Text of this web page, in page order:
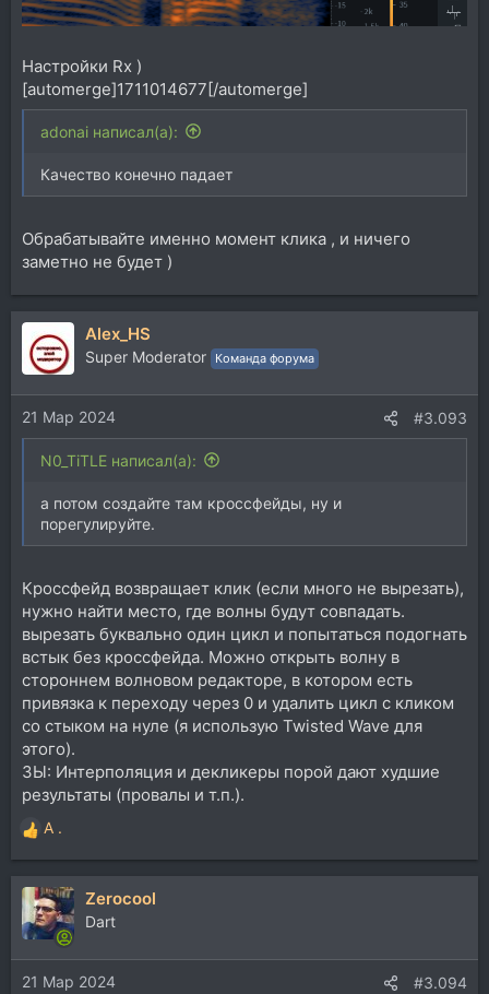
Настройки Rx )
[automerge]1711014677[/automerge]
adonai написал(а):
Качество конечно падает
Обрабатывайте именно момент клика , и ничего
заметно не будет )
Alex_HS
Super Moderator Команда форума
21 Мар 2024 #3.093
N0_TiTLE написал(а):
а потом создайте там кроссфейды, ну и
порегулируйте.
Кроссфейд возвращает клик (если много не вырезать),
нужно найти место, где волны будут совпадать.
вырезать буквально один цикл и попытаться подогнать
встык без кроссфейда. Можно открыть волну в
стороннем волновом редакторе, в котором есть
привязка к переходу через 0 и удалить цикл с кликом
со стыком на нуле (я использую Twisted Wave для
этого).
ЗЫ: Интерполяция и декликеры порой дают худшие
результаты (провалы и т.п.).
Р
е
а
к
ц
и
и
:
A .
Zerocool
Dart
21 Мар 2024 #3.094